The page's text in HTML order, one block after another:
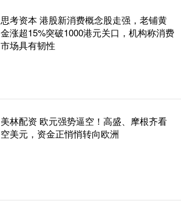
思考资本 港股新消费概念股走强，老铺黄
金涨超15%突破1000港元关口，机构称消费
市场具有韧性
美林配资 欧元强势逼空！高盛、摩根齐看
空美元，资金正悄悄转向欧洲